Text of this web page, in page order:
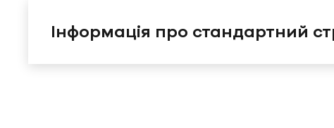
Інформація про стандартний